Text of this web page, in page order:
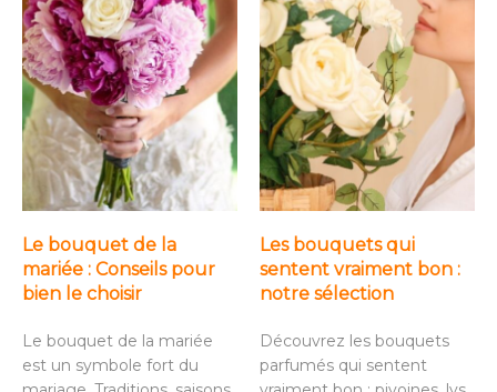
Le bouquet de la
mariée : Conseils pour
bien le choisir
Le bouquet de la mariée
est un symbole fort du
Les bouquets qui
sentent vraiment bon :
notre sélection
Découvrez les bouquets
parfumés qui sentent